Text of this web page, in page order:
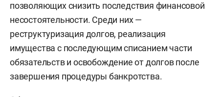
позволяющих снизить последствия финансовой
несостоятельности. Среди них —
реструктуризация долгов, реализация
имущества с последующим списанием части
обязательств и освобождение от долгов после
завершения процедуры банкротства.